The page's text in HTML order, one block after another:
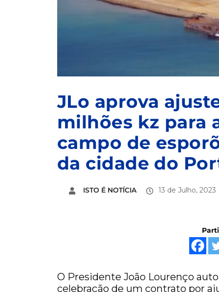
JLo aprova
milhões kz para
campo de
da cidade do
ISTO É NOTÍCIA 13 de Julho, 2023
O Presidente João Lourenço
celebração de um contrato por